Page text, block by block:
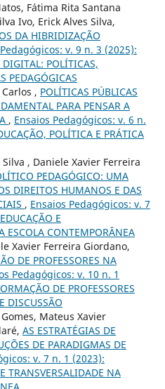
Fátima Rita Santana
Ivo, Erick Alves Silva,
DA HIBRIDIZAÇÃO
v. 9 n. 3 (2025):
DIGITAL: POLÍTICAS,
PEDAGÓGICAS
, POLÍTICAS PÚBLICAS
PARA PENSAR A
, Ensaios Pedagógicos: v. 6 n.
POLÍTICA E PRÁTICA
, Daniele Xavier Ferreira
PEDAGÓGICO: UMA
DIREITOS HUMANOS E DAS
, Ensaios Pedagógicos: v. 7
E
ESCOLA CONTEMPORÂNEA
Xavier Ferreira Giordano,
DE PROFESSORES NA
Pedagógicos: v. 10 n. 1
DE PROFESSORES
DISCUSSÃO
Mateus Xavier
AS ESTRATÉGIAS DE
DE PARADIGMAS DE
v. 7 n. 1 (2023):
TRANSVERSALIDADE NA